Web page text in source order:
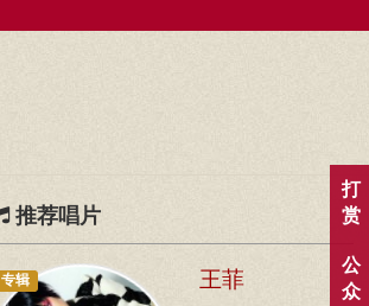
推荐唱片
专辑 王菲
打
赏
公
众